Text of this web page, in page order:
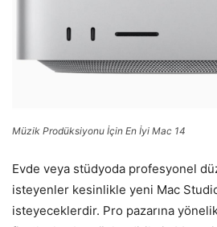
Müzik Prodüksiyonu İçin En İyi Mac 14
Evde veya stüdyoda profesyonel
isteyenler kesinlikle yeni Mac
isteyeceklerdir. Pro pazarına